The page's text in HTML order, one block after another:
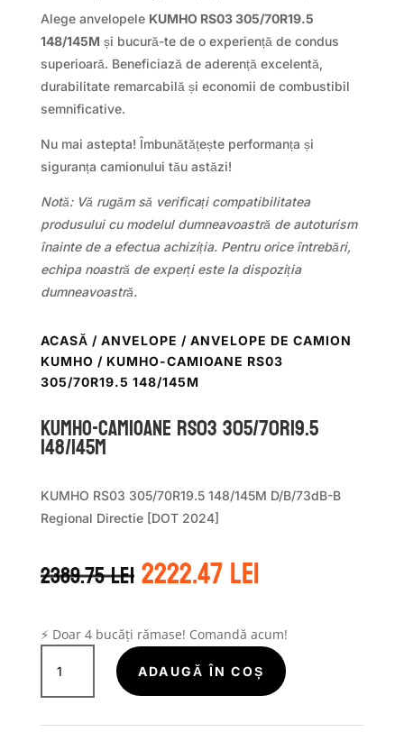
Alege anvelopele KUMHO RS03 305/70R19.5
148/145M și bucură-te de o experiență de condus
superioară. Beneficiază de aderență excelentă,
durabilitate remarcabilă și economii de combustibil
semnificative.
Nu mai astepta! Îmbunătățește performanța și
siguranța camionului tău astăzi!
Notă: Vă rugăm să verificați compatibilitatea
produsului cu modelul dumneavoastră de autoturism
înainte de a efectua achiziția. Pentru orice întrebări,
echipa noastră de experți este la dispoziția
dumneavoastră.
ACASĂ / ANVELOPE / ANVELOPE DE CAMION
KUMHO / KUMHO-CAMIOANE RS03
305/70R19.5 148/145M
KUMHO-CAMIOANE RS03 305/70R19.5
148/145M
KUMHO RS03 305/70R19.5 148/145M D/B/73dB-B
Regional Directie [DOT 2024]
2389.75leiPrețul
inițial
fost:
2389.75 lei.
2222.47leiPrețul
curent
2222.47 lei.
⚡ Doar 4 bucăți rămase! Comandă acum!
Cantitate
KUMHO-
CAMIOANE
ADAUGĂ ÎN COȘ